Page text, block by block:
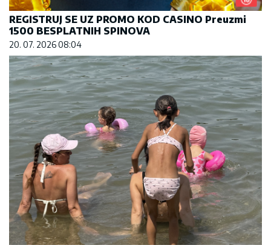
REGISTRUJ SE UZ PROMO KOD CASINO Preuzmi
1500 BESPLATNIH SPINOVA
20. 07. 2026 08:04